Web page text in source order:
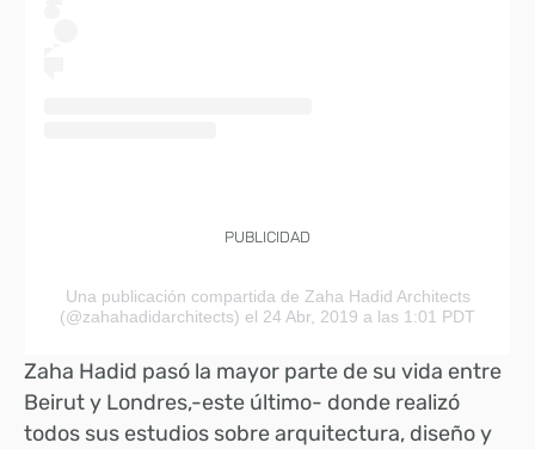
PUBLICIDAD
Una publicación compartida de Zaha Hadid Architects
(@zahahadidarchitects) el 24 Abr, 2019 a las 1:01 PDT
Zaha Hadid pasó la mayor parte de su vida entre
Beirut y Londres,-este último- donde realizó
todos sus estudios sobre arquitectura, diseño y